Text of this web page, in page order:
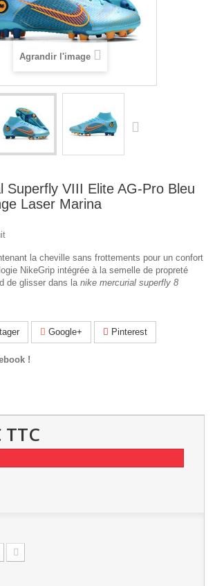
Agrandir l'image
Superfly VIII Elite AG-Pro Bleu
Laser Marina
la cheville sans frottements pour un confort
NikeGrip intégrée à la semelle de propreté
de glisser dans la nike mercurial superfly 8
Google+ Pinterest
!
TTC